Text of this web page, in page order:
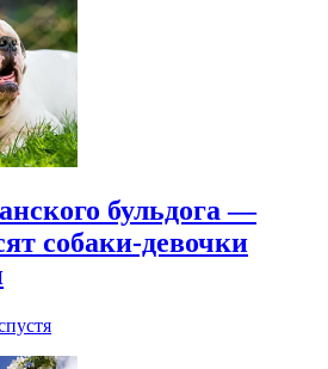
бульдога —
собаки-девочки